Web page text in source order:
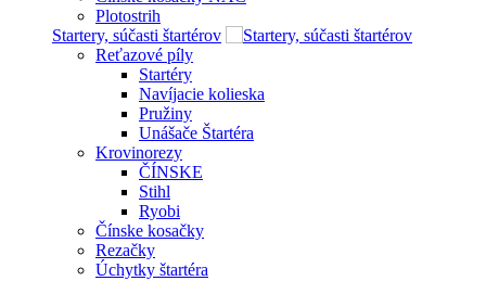
Plotostrih
Startery, súčasti štartérov
Reťazové píly
Startéry
Navíjacie kolieska
Pružiny
Unášače Štartéra
Krovinorezy
ČÍNSKE
Stihl
Ryobi
Čínske kosačky
Rezačky
Úchytky štartéra